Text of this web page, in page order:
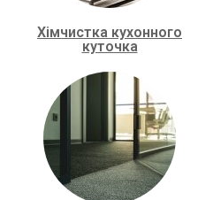
Хімчистка кухонного
куточка